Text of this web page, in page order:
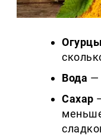
Огурцы
Вода —
Сахар